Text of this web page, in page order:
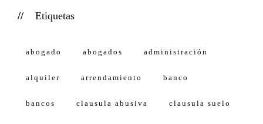
Etiquetas
abogado abogados administración
alquiler arrendamiento banco
bancos clausula abusiva clausula suelo